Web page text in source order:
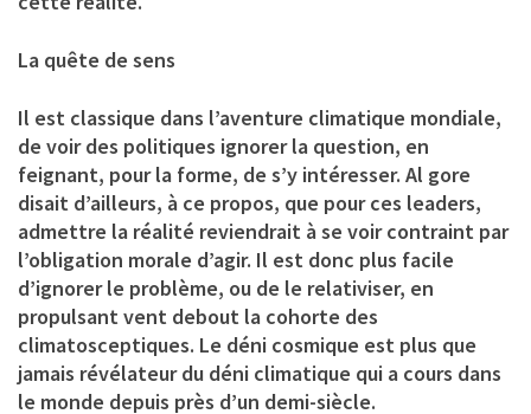
La quête de sens
Il est classique dans l’aventure climatique mondiale,
de voir des politiques ignorer la question, en
feignant, pour la forme, de s’y intéresser. Al gore
disait d’ailleurs, à ce propos, que pour ces leaders,
admettre la réalité reviendrait à se voir contraint par
l’obligation morale d’agir. Il est donc plus facile
d’ignorer le problème, ou de le relativiser, en
propulsant vent debout la cohorte des
climatosceptiques. Le déni cosmique est plus que
jamais révélateur du déni climatique qui a cours dans
le monde depuis près d’un demi-siècle.